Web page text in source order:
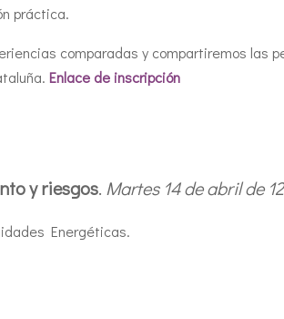
práctica.
comparadas y compartiremos las
Enlace de inscripción
y riesgos. Martes 14 de abril de
Energéticas.